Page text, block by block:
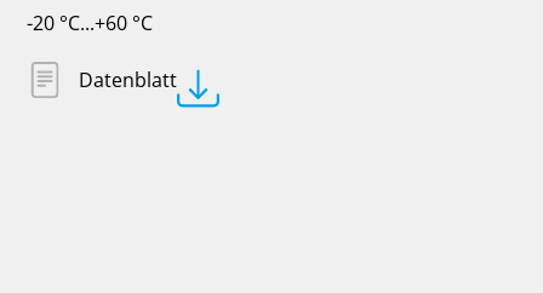
-20 °C...+60 °C
Datenblatt